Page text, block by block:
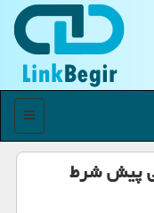
منو
پیش شرط